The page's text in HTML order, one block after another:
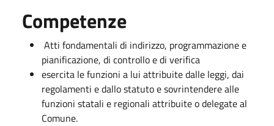
Competenze
Atti fondamentali di indirizzo, programmazione e
pianificazione, di controllo e di verifica
esercita le funzioni a lui attribuite dalle leggi, dai
regolamenti e dallo statuto e sovrintendere alle
funzioni statali e regionali attribuite o delegate al
Comune.